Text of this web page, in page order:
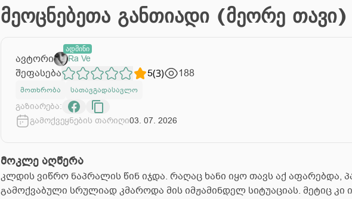
მეოცნებეთა განთიადი (მეორე თავი)
ავტორი Ra Ve
ადმინი
შეფასება 5(3) 188
მოთხრობა სათავგადასავლო
გაზიარება:
გამოქვეყნების თარიღი03. 07. 2026
მოკლე აღწერა
კლდის ვიწრო ნაპრალის წინ იჯდა. რაღაც ხანი იყო თავს აქ აფარებდა,
გამოქვაბული სრულიად კმაროდა მის იმჟამინდელ სიტუაციას. მეტიც კი